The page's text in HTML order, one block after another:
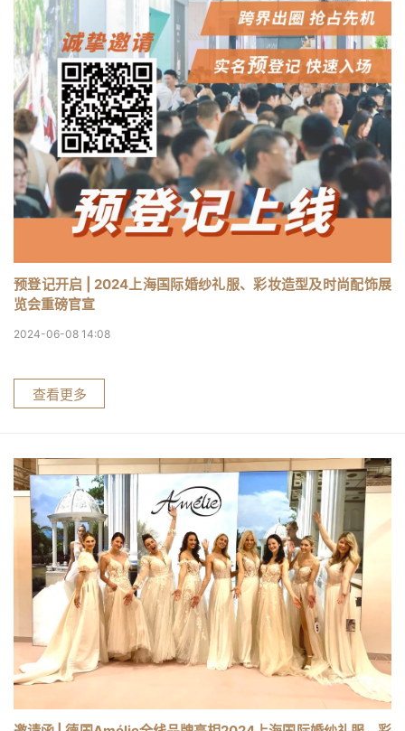
预登记开启 | 2024上海国际婚纱礼服、彩妆造型及时尚配饰展
览会重磅官宣
2024-06-08 14:08
查看更多